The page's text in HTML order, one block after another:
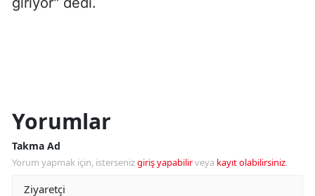
Yorumlar
Takma Ad
Yorum yapmak için, istersenizgiriş yapabilirveya kayıt olabilirsiniz.